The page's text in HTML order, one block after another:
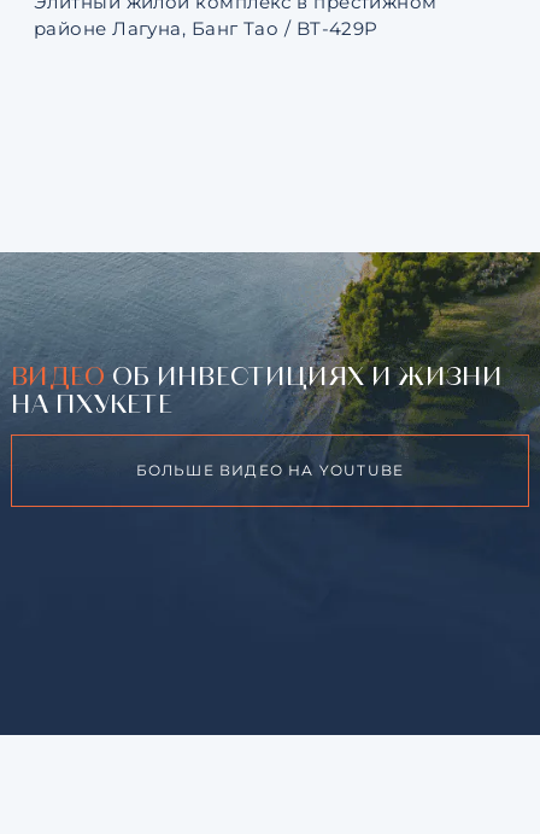
районе Лагуна, Банг Тао / BT-429P
ВИДЕО ОБ ИНВЕСТИЦИЯХ И ЖИЗНИ
НА ПХУКЕТЕ
БОЛЬШЕ ВИДЕО НА YOUTUBE